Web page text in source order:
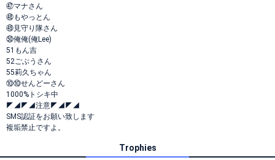
㊼マナさん
㊽もやっとん
㊾見守り隊さん
㊿俺俺(俺Lee)
51もん吉
52ごぶうさん
55莉久ちゃん
⑩⑩せんどーさん
1000%トシキ中
◤◢◤◢注意◤◢◤◢
SMS認証をお願い致します
複垢禁止ですよ。
Trophies